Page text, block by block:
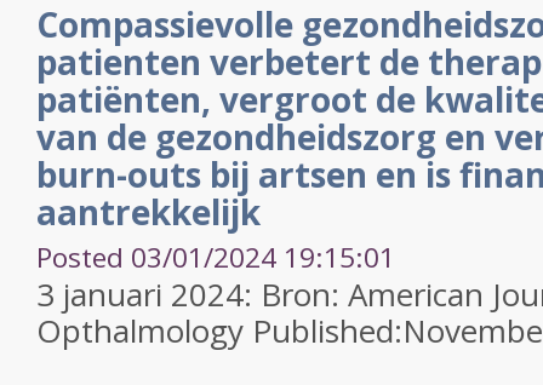
Compassievolle
patienten verbetert de
patiënten, vergroot de
van de gezondheidszorg en
burn-outs bij artsen en is
aantrekkelijk
Posted 03/01/2024 19:15:01
3 januari 2024: Bron: American
Opthalmology Published: